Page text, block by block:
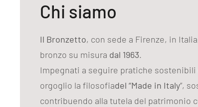
Chi siamo
Il Bronzetto, con sede a Firenze, in
bronzo su misura dal 1963.
Impegnati a seguire pratiche
orgoglio la filosofiadel “Made in Italy”,
contribuendo alla tutela del patrimonio